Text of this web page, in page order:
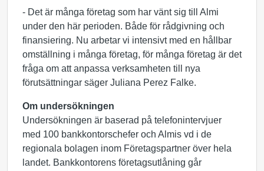
- Det är många företag som har vänt sig till Almi
under den här perioden. Både för rådgivning och
finansiering. Nu arbetar vi intensivt med en hållbar
omställning i många företag, för många företag är det
fråga om att anpassa verksamheten till nya
förutsättningar säger Juliana Perez Falke.
Om undersökningen
Undersökningen är baserad på telefonintervjuer
med 100 bankkontorschefer och Almis vd i de
regionala bolagen inom Företagspartner över hela
landet. Bankkontorens företagsutlåning går